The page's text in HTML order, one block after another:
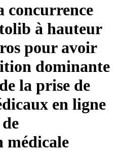
concurrence
à hauteur
pour avoir
dominante
la prise de
en ligne
médicale